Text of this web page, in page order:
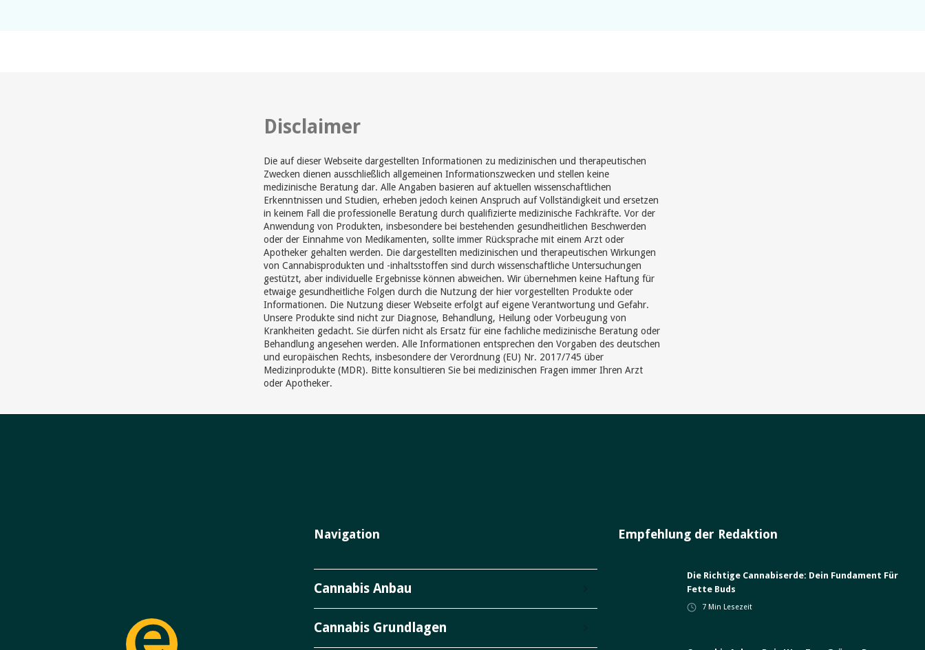
Disclaimer
Die auf dieser Webseite dargestellten Informationen zu medizinischen und therapeutischen
Zwecken dienen ausschließlich allgemeinen Informationszwecken und stellen keine
medizinische Beratung dar. Alle Angaben basieren auf aktuellen wissenschaftlichen
Erkenntnissen und Studien, erheben jedoch keinen Anspruch auf Vollständigkeit und ersetzen
in keinem Fall die professionelle Beratung durch qualifizierte medizinische Fachkräfte. Vor der
Anwendung von Produkten, insbesondere bei bestehenden gesundheitlichen Beschwerden
oder der Einnahme von Medikamenten, sollte immer Rücksprache mit einem Arzt oder
Apotheker gehalten werden. Die dargestellten medizinischen und therapeutischen Wirkungen
von Cannabisprodukten und -inhaltsstoffen sind durch wissenschaftliche Untersuchungen
gestützt, aber individuelle Ergebnisse können abweichen. Wir übernehmen keine Haftung für
etwaige gesundheitliche Folgen durch die Nutzung der hier vorgestellten Produkte oder
Informationen. Die Nutzung dieser Webseite erfolgt auf eigene Verantwortung und Gefahr.
Unsere Produkte sind nicht zur Diagnose, Behandlung, Heilung oder Vorbeugung von
Krankheiten gedacht. Sie dürfen nicht als Ersatz für eine fachliche medizinische Beratung oder
Behandlung angesehen werden. Alle Informationen entsprechen den Vorgaben des deutschen
und europäischen Rechts, insbesondere der Verordnung (EU) Nr. 2017/745 über
Medizinprodukte (MDR). Bitte konsultieren Sie bei medizinischen Fragen immer Ihren Arzt
oder Apotheker.
Navigation
Cannabis Anbau
Cannabis Grundlagen
Empfehlung der Redaktion
Die Richtige Cannabiserde: Dein Fundament Für
Fette Buds
7Min Lesezeit